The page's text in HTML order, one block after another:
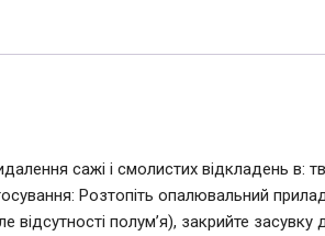
сажі і смолистих відкладень в:
Розтопіть опалювальний
полум’я), закрийте засувку